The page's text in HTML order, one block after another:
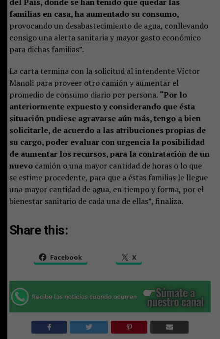
familias en casa, ha aumentado su consumo,
provocando un desabastecimiento de agua, conllevando
consigo una alerta sanitaria y mayor gasto económico
para dichas familias”.
La carta termina con la solicitud al intendente Víctor
Manoli para proveer otro camión y aumentar el
promedio de consumo diario por persona. “Por lo
anteriormente expuesto y considerando que ésta
situación pudiese agravarse aún más, tengo a bien
solicitarle, de acuerdo a las atribuciones propias de
su cargo, poder evaluar con urgencia la posibilidad
de aumentar los recursos, para la contratación de un
nuevocamión o una mayor cantidad de horas o lo que
se estime procedente, para que a éstas familias le llegue
una mayor cantidad de agua, en tiempo y forma, por el
bienestar sanitario de cada una de ellas”, finaliza.
Share this:
Facebook X